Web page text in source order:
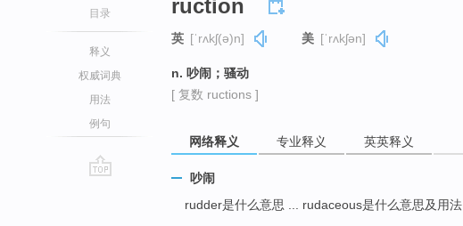
目录
释义
权威词典
用法
例句
ruction
英 [ˈrʌkʃ(ə)n] 美 [ˈrʌkʃən]
n. 吵闹；骚动
[ 复数 ructions ]
网络释义 专业释义 英英释义
吵闹
rudder是什么意思 ... rudaceous是什么意思及用法